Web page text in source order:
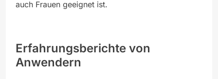
auch Frauen geeignet ist.
Erfahrungsberichte von
Anwendern